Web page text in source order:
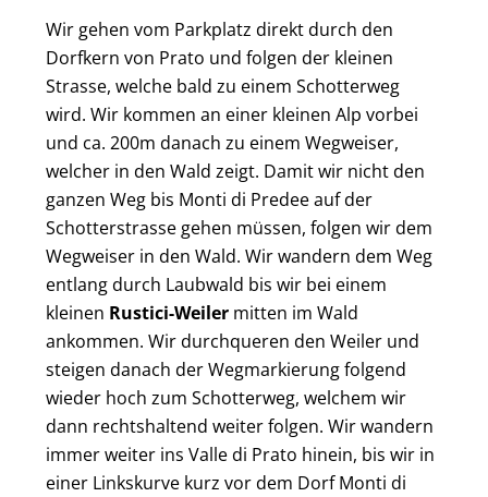
Wir gehen vom Parkplatz direkt durch den
Dorfkern von Prato und folgen der kleinen
Strasse, welche bald zu einem Schotterweg
wird. Wir kommen an einer kleinen Alp vorbei
und ca. 200m danach zu einem Wegweiser,
welcher in den Wald zeigt. Damit wir nicht den
ganzen Weg bis Monti di Predee auf der
Schotterstrasse gehen müssen, folgen wir dem
Wegweiser in den Wald. Wir wandern dem Weg
entlang durch Laubwald bis wir bei einem
kleinen Rustici-Weiler mitten im Wald
ankommen. Wir durchqueren den Weiler und
steigen danach der Wegmarkierung folgend
wieder hoch zum Schotterweg, welchem wir
dann rechtshaltend weiter folgen. Wir wandern
immer weiter ins Valle di Prato hinein, bis wir in
einer Linkskurve kurz vor dem Dorf Monti di